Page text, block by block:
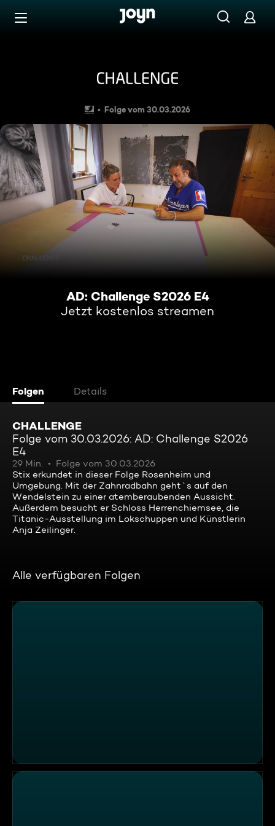
Zum Inhalt springen
Folge vom 30.03.2026
AD: Challenge S2026 E4
Jetzt kostenlos streamen
Folgen Details
CHALLENGE
Folge vom 30.03.2026: AD: Challenge S2026
E4
29 Min.
Folge vom 30.03.2026
Stix erkundet in dieser Folge Rosenheim und
Umgebung. Mit der Zahnradbahn geht`s auf den
Wendelstein zu einer atemberaubenden Aussicht.
Außerdem besucht er Schloss Herrenchiemsee, die
Titanic-Ausstellung im Lokschuppen und Künstlerin
Anja Zeilinger.
Alle verfügbaren Folgen
Leichte Sprache: Challenge S2026 E08